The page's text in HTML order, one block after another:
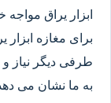
ابزار یراق مواجه
برای مغازه
طرفی دیگر نیاز
به ما نشان می